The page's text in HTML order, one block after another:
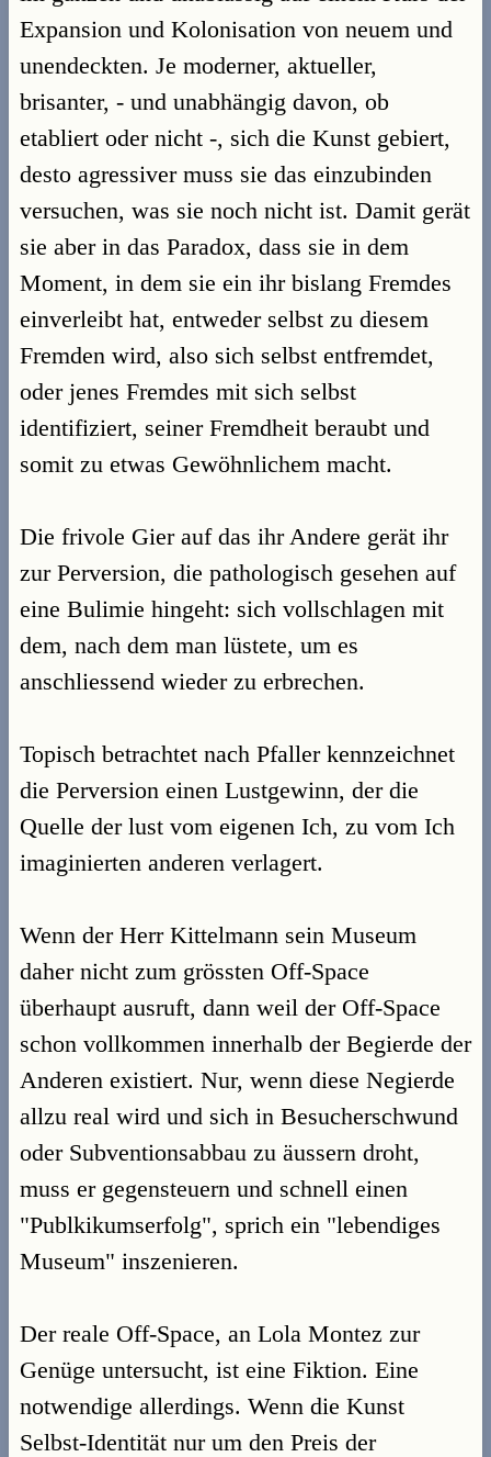
Expansion und Kolonisation von neuem und
unendeckten. Je moderner, aktueller,
brisanter, - und unabhängig davon, ob
etabliert oder nicht -, sich die Kunst gebiert,
desto agressiver muss sie das einzubinden
versuchen, was sie noch nicht ist. Damit gerät
sie aber in das Paradox, dass sie in dem
Moment, in dem sie ein ihr bislang Fremdes
einverleibt hat, entweder selbst zu diesem
Fremden wird, also sich selbst entfremdet,
oder jenes Fremdes mit sich selbst
identifiziert, seiner Fremdheit beraubt und
somit zu etwas Gewöhnlichem macht.
Die frivole Gier auf das ihr Andere gerät ihr
zur Perversion, die pathologisch gesehen auf
eine Bulimie hingeht: sich vollschlagen mit
dem, nach dem man lüstete, um es
anschliessend wieder zu erbrechen.
Topisch betrachtet nach Pfaller kennzeichnet
die Perversion einen Lustgewinn, der die
Quelle der lust vom eigenen Ich, zu vom Ich
imaginierten anderen verlagert.
Wenn der Herr Kittelmann sein Museum
daher nicht zum grössten Off-Space
überhaupt ausruft, dann weil der Off-Space
schon vollkommen innerhalb der Begierde der
Anderen existiert. Nur, wenn diese Negierde
allzu real wird und sich in Besucherschwund
oder Subventionsabbau zu äussern droht,
muss er gegensteuern und schnell einen
"Publkikumserfolg", sprich ein "lebendiges
Museum" inszenieren.
Der reale Off-Space, an Lola Montez zur
Genüge untersucht, ist eine Fiktion. Eine
notwendige allerdings. Wenn die Kunst
Selbst-Identität nur um den Preis der